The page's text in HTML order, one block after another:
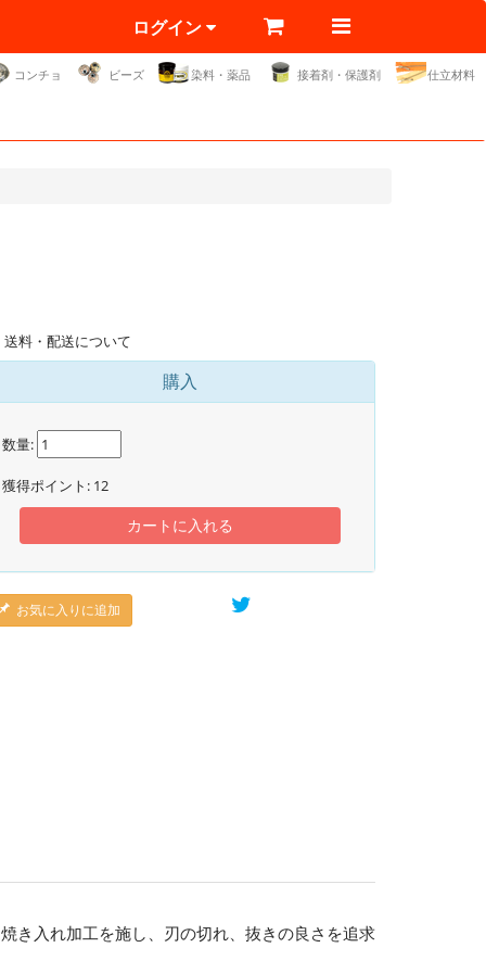
ログイン
コンチョ ビーズ 染料・薬品 接着剤・保護剤 仕立材料
送料・配送について
購入
数量:
獲得ポイント: 12
カートに入れる
お気に入りに追加
き入れ加工を施し、刃の切れ、抜きの良さを追求